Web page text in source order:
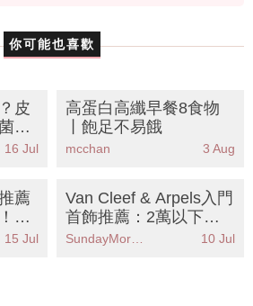
你可能也喜歡
皮
群
法K
16 Jul
高蛋白高纖早餐8食物
丨飽足不易餓
mcchan 3 Aug
薦
公
15 Jul
Van Cleef & Arpels入門
首飾推薦：2萬以下即
入手！經典四葉草款式
10 Jul